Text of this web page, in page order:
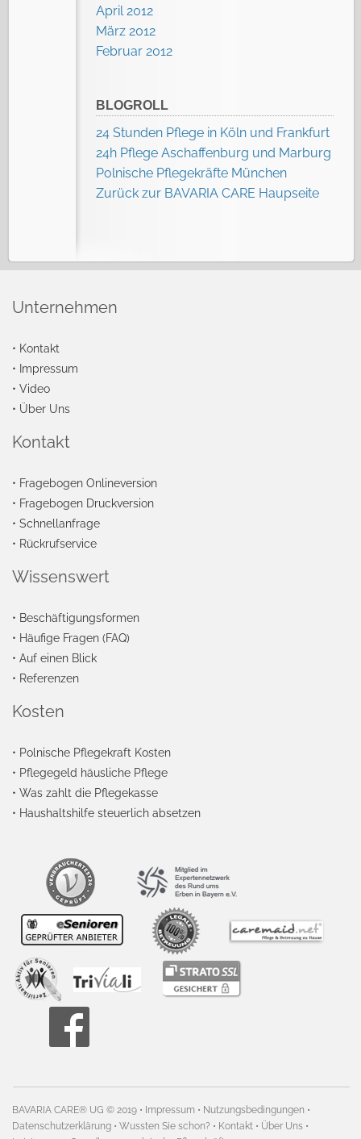
April 2012
März 2012
Februar 2012
BLOGROLL
24 Stunden Pflege in Köln und Frankfurt
24h Pflege Aschaffenburg und Marburg
Polnische Pflegekräfte München
Zurück zur BAVARIA CARE Haupseite
Unternehmen
• Kontakt
• Impressum
• Video
• Über Uns
Kontakt
• Fragebogen Onlineversion
• Fragebogen Druckversion
• Schnellanfrage
• Rückrufservice
Wissenswert
• Beschäftigungsformen
• Häufige Fragen (FAQ)
• Auf einen Blick
• Referenzen
Kosten
• Polnische Pflegekraft Kosten
• Pflegegeld häusliche Pflege
• Was zahlt die Pflegekasse
• Haushaltshilfe steuerlich absetzen
BAVARIA CARE® UG © 2019 • Impressum • Nutzungsbedingungen •
Datenschutzerklärung • Wussten Sie schon? • Kontakt • Über Uns •